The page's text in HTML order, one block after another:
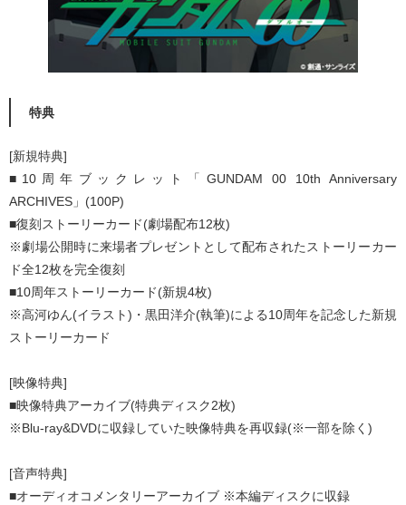
特典
[新規特典]
■10周年ブックレット「GUNDAM 00 10th Anniversary
ARCHIVES」(100P)
■復刻ストーリーカード(劇場配布12枚)
※劇場公開時に来場者プレゼントとして配布されたストーリーカー
ド全12枚を完全復刻
■10周年ストーリーカード(新規4枚)
※高河ゆん(イラスト)・黒田洋介(執筆)による10周年を記念した新規
ストーリーカード
[映像特典]
■映像特典アーカイブ(特典ディスク2枚)
※Blu-ray&DVDに収録していた映像特典を再収録(※一部を除く)
[音声特典]
■オーディオコメンタリーアーカイブ ※本編ディスクに収録